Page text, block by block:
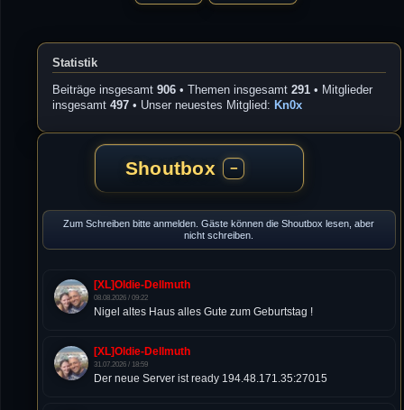
Statistik
Beiträge insgesamt906 • Themen insgesamt291 • Mitglieder
insgesamt497 • Unser neuestes Mitglied: Kn0x
Shoutbox −
Zum Schreiben bitte anmelden. Gäste können die Shoutbox lesen, aber
nicht schreiben.
[XL]Oldie-Dellmuth
08.08.2026 / 09:22
Nigel altes Haus alles Gute zum Geburtstag !
[XL]Oldie-Dellmuth
31.07.2026 / 18:59
Der neue Server ist ready 194.48.171.35:27015